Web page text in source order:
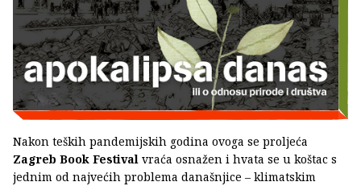
Nakon teških pandemijskih godina ovoga se proljeća
Zagreb Book Festival vraća osnažen i hvata se u koštac s
jednim od najvećih problema današnjice – klimatskim